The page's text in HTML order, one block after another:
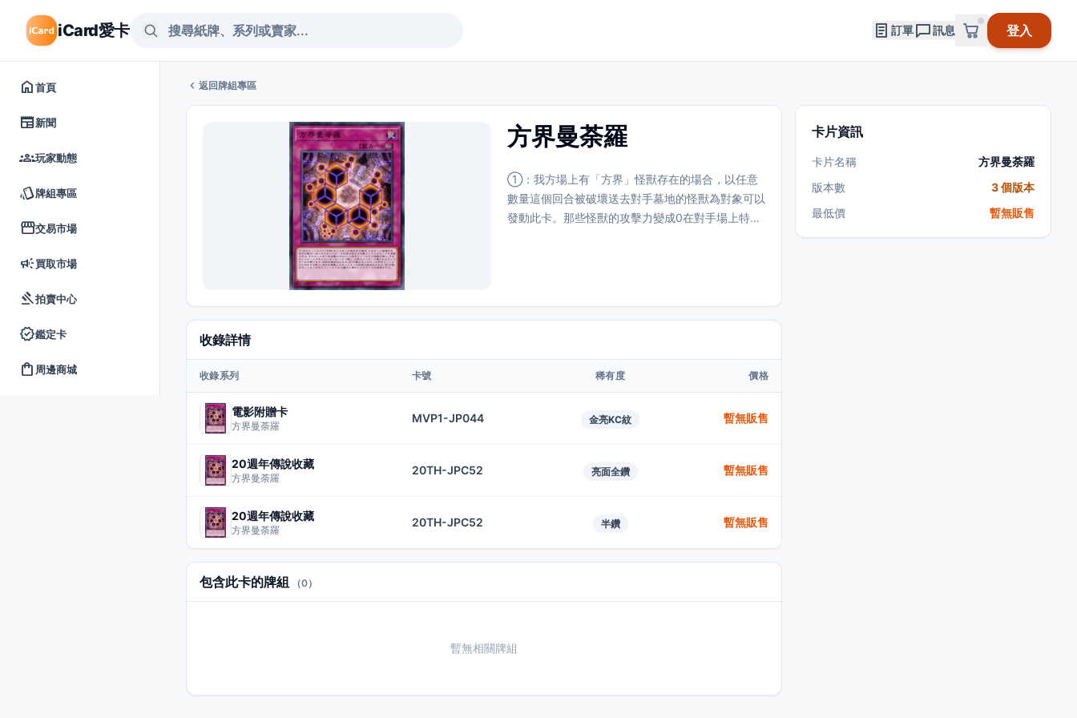
iCard愛卡 訂單 訊息 登入
home首頁
newspaper新聞
groups玩家動態
style牌組專區
storefront交易市場
campaign買取市場
gavel拍賣中心
verified鑑定卡
shopping_bag 周邊商城
chevron_left 返回牌組專區
方界曼荼羅
①：我方場上有「方界」怪獸存在的場合，以任意
數量這個回合被破壞送去對手墓地的怪獸為對象可以
發動此卡。那些怪獸的攻擊力變成0在對手場上特殊
收錄詳情
收錄系列 卡號 稀有度 價格
電影附贈卡
方界曼荼羅
MVP1-JP044 金亮KC紋 暫無販售
20週年傳說收藏
方界曼荼羅
20TH-JPC52 亮面全鑽 暫無販售
20週年傳說收藏
方界曼荼羅
20TH-JPC52 半鑽 暫無販售
包含此卡的牌組 （0）
暫無相關牌組
卡片資訊
卡片名稱
方界曼荼羅
版本數
3 個版本
最低價
暫無販售